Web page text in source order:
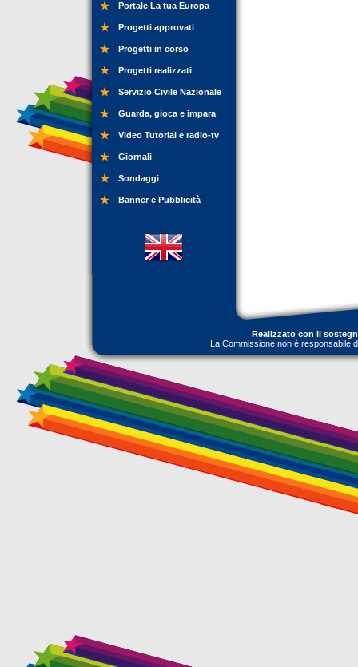
Portale La tua Europa
Progetti approvati
Progetti in corso
Progetti realizzati
Servizio Civile Nazionale
Guarda, gioca e impara
Video Tutorial e radio-tv
Giornali
Sondaggi
Banner e Pubblicità
Realizzato con il
La Commissione non è responsabile